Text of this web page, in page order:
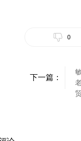
0
下一篇：